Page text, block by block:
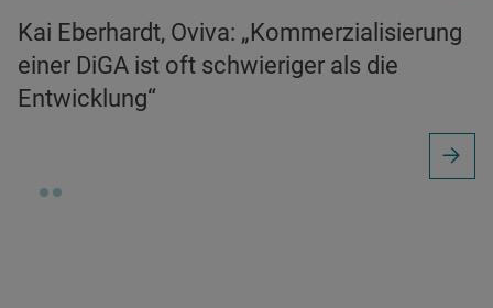
Kai Eberhardt, Oviva: „Kommerzialisierung
einer DiGA ist oft schwieriger als die
Entwicklung“